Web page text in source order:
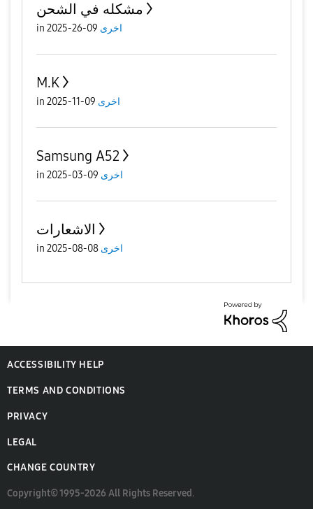
مشكله في الشحن
in اخرى 09-26-2025
M.K
in اخرى 09-11-2025
Samsung A52
in اخرى 09-03-2025
الاشعارات
in اخرى 08-08-2025
ACCESSIBILITY HELP
TERMS AND CONDITIONS
PRIVACY
LEGAL
CHANGE COUNTRY
Copyright© 1995-2026 All Rights Reserved.